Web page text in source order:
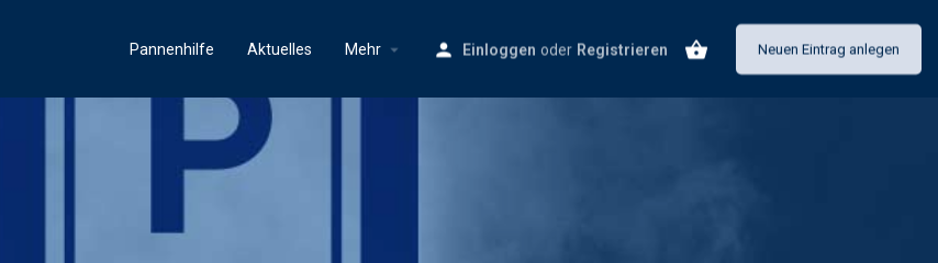
Pannenhilfe Aktuelles Mehr Einloggen oder Registrieren Neuen Eintrag anlegen